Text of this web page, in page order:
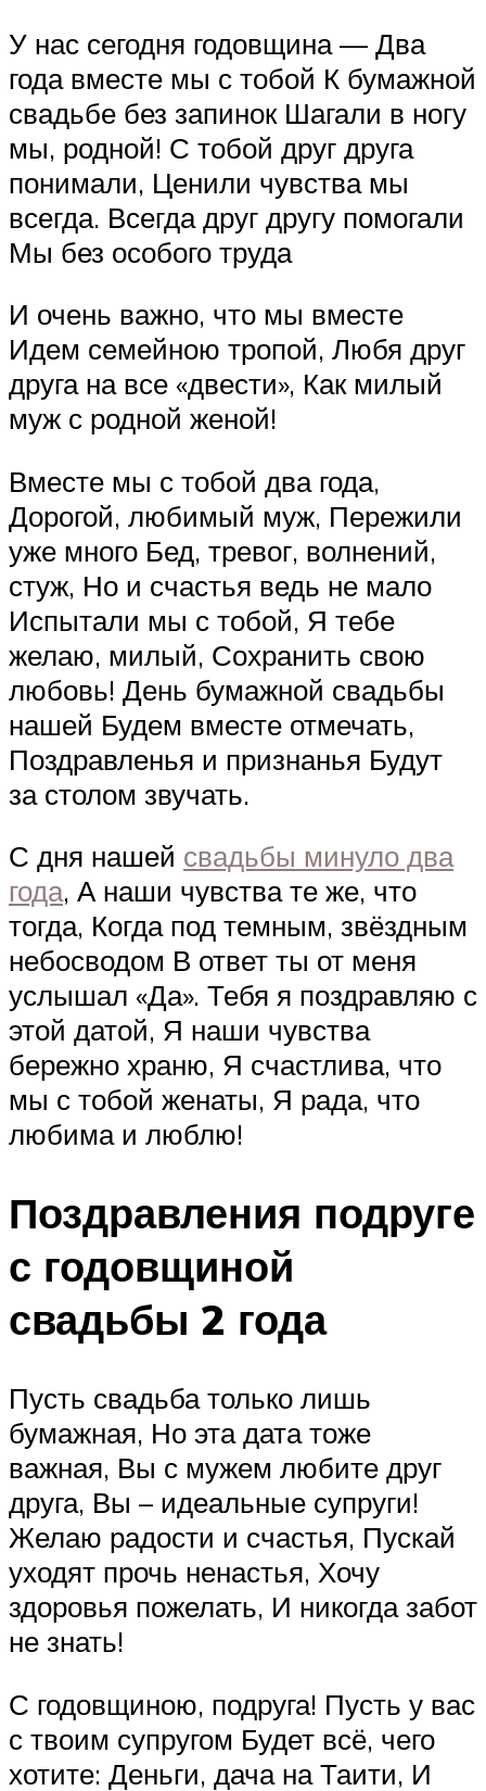
У нас сегодня годовщина — Два
года вместе мы с тобой К бумажной
свадьбе без запинок Шагали в ногу
мы, родной! С тобой друг друга
понимали, Ценили чувства мы
всегда. Всегда друг другу помогали
Мы без особого труда
И очень важно, что мы вместе
Идем семейною тропой, Любя друг
друга на все «двести», Как милый
муж с родной женой!
Вместе мы с тобой два года,
Дорогой, любимый муж, Пережили
уже много Бед, тревог, волнений,
стуж, Но и счастья ведь не мало
Испытали мы с тобой, Я тебе
желаю, милый, Сохранить свою
любовь! День бумажной свадьбы
нашей Будем вместе отмечать,
Поздравленья и признанья Будут
за столом звучать.
С дня нашей свадьбы минуло два
года, А наши чувства те же, что
тогда, Когда под темным, звёздным
небосводом В ответ ты от меня
услышал «Да». Тебя я поздравляю с
этой датой, Я наши чувства
бережно храню, Я счастлива, что
мы с тобой женаты, Я рада, что
любима и люблю!
Поздравления подруге
с годовщиной
свадьбы 2 года
Пусть свадьба только лишь
бумажная, Но эта дата тоже
важная, Вы с мужем любите друг
друга, Вы – идеальные супруги!
Желаю радости и счастья, Пускай
уходят прочь ненастья, Хочу
здоровья пожелать, И никогда забот
не знать!
С годовщиною, подруга! Пусть у вас
с твоим супругом Будет всё, чего
хотите: Деньги, дача на Таити, И